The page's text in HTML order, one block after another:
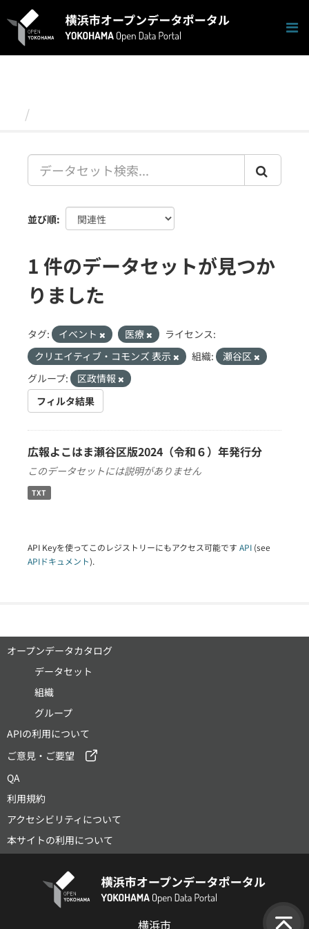
キ
並び順
1 件のデータセットが見つか
りました
タグ: イベント 医療
ライセンス:
クリエイティブ・コモンズ 表示
組織:
瀬谷区
グループ:
区政情報
フィルタ結果
広報よこはま瀬谷区版2024（令和６）年発行分
このデータセットには説明がありません
TXT
API Keyを使ってこのレジストリーにもアクセス可能です API (see
APIドキュメント).
オープンデータカタログ
データセット
組織
グループ
APIの利用について
ご意見・ご要望
QA
利用規約
アクセシビリティについて
本サイトの利用について
横浜市